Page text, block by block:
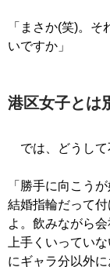
「まさか(笑)。
いですか」
港区女子とは
では、どうして
「勝手に向こう
結婚指輪だって
よ。飲みながら
上手くいってい
にギャラ分以外